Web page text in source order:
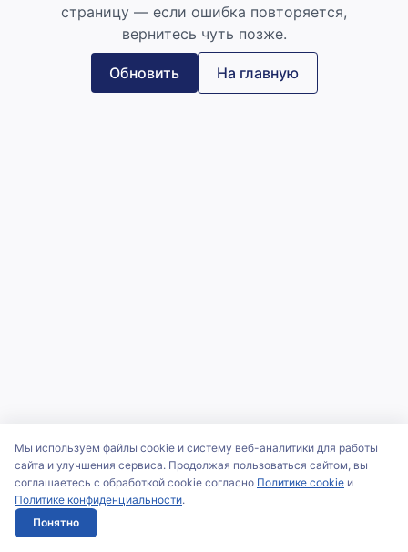
страницу — если ошибка повторяется,
вернитесь чуть позже.
Обновить На главную
Мы используем файлы cookie и систему веб-аналитики для работы
сайта и улучшения сервиса. Продолжая пользоваться сайтом, вы
соглашаетесь с обработкой cookie согласно Политике cookie и
Политике конфиденциальности.
Понятно